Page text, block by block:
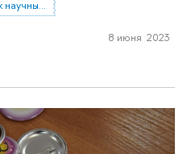
конкурс лучших русскоязычных научных работ
8 июня 2023